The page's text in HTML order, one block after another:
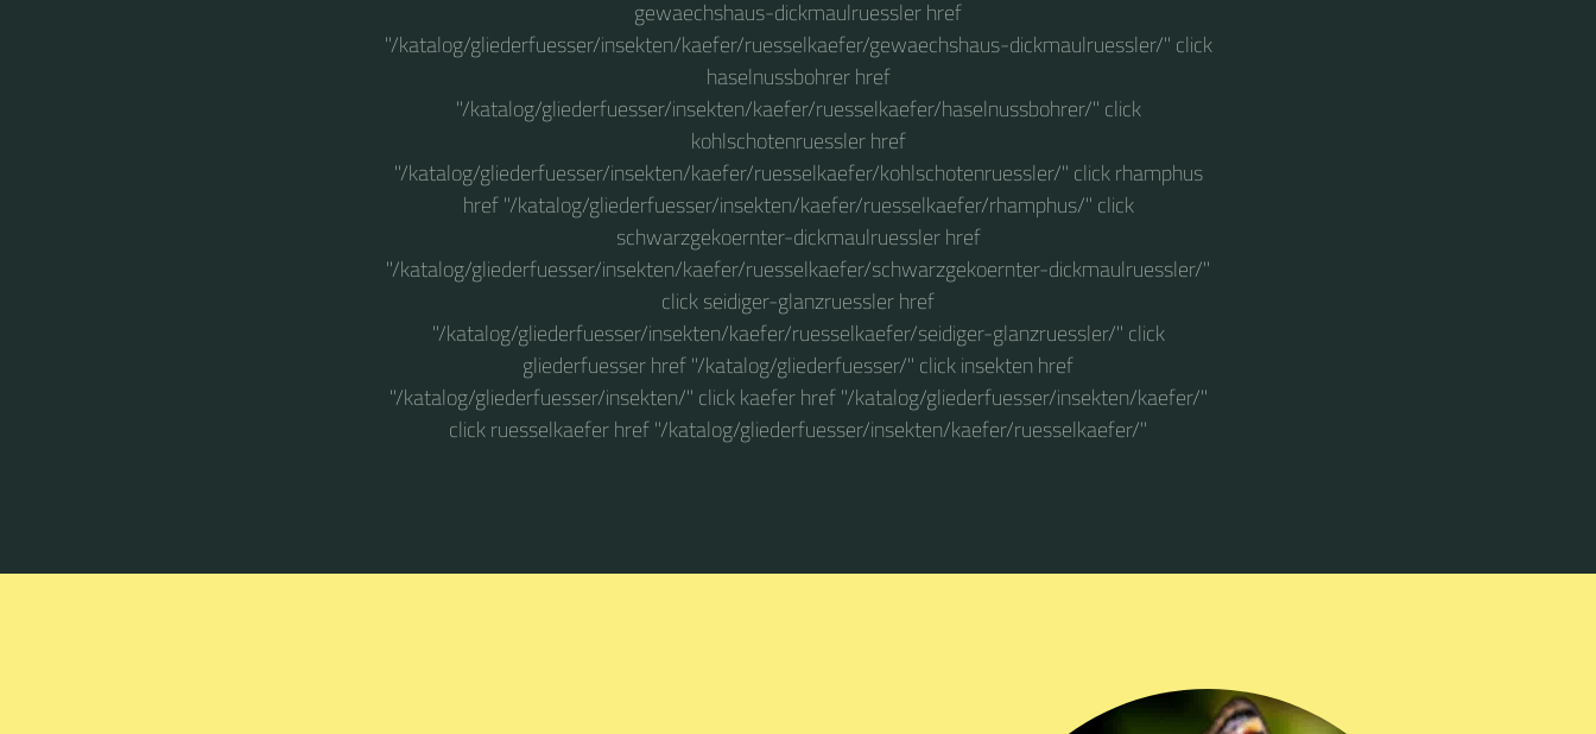
gewaechshaus-dickmaulruessler href
"/katalog/gliederfuesser/insekten/kaefer/ruesselkaefer/gewaechshaus-dickmaulruessler/" click
haselnussbohrer href
"/katalog/gliederfuesser/insekten/kaefer/ruesselkaefer/haselnussbohrer/" click
kohlschotenruessler href
"/katalog/gliederfuesser/insekten/kaefer/ruesselkaefer/kohlschotenruessler/" click rhamphus
href "/katalog/gliederfuesser/insekten/kaefer/ruesselkaefer/rhamphus/" click
schwarzgekoernter-dickmaulruessler href
"/katalog/gliederfuesser/insekten/kaefer/ruesselkaefer/schwarzgekoernter-dickmaulruessler/"
click seidiger-glanzruessler href
"/katalog/gliederfuesser/insekten/kaefer/ruesselkaefer/seidiger-glanzruessler/" click
gliederfuesser href "/katalog/gliederfuesser/" click insekten href
"/katalog/gliederfuesser/insekten/" click kaefer href "/katalog/gliederfuesser/insekten/kaefer/"
click ruesselkaefer href "/katalog/gliederfuesser/insekten/kaefer/ruesselkaefer/"